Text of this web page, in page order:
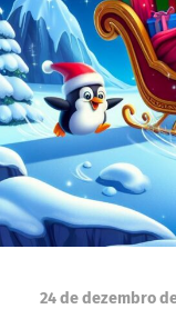
24 de dezembro